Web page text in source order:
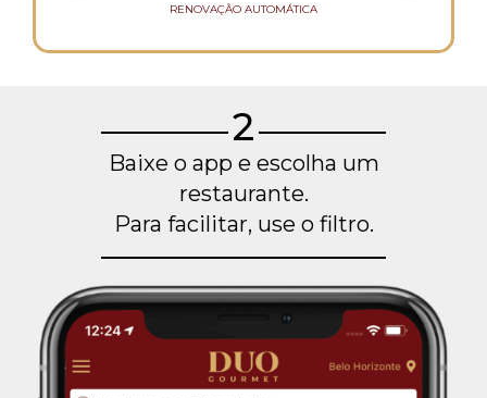
RENOVAÇÃO AUTOMÁTICA
2
Baixe o app e escolha um
restaurante.
Para facilitar, use o filtro.